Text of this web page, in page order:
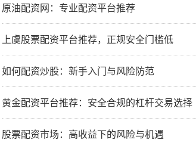
原油配资网：专业配资平台推荐
上虞股票配资平台推荐，正规安全门槛低
如何配资炒股：新手入门与风险防范
黄金配资平台推荐：安全合规的杠杆交易选择
股票配资市场：高收益下的风险与机遇